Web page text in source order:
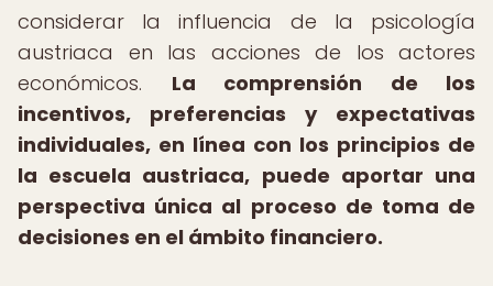
considerar la influencia de la psicología
austriaca en las acciones de los actores
económicos. La comprensión de los
incentivos, preferencias y expectativas
individuales, en línea con los principios de
la escuela austriaca, puede aportar una
perspectiva única al proceso de toma de
decisiones en el ámbito financiero.